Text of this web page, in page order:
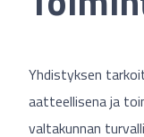
Yhdistyksen
aatteellisena ja
valtakunnan